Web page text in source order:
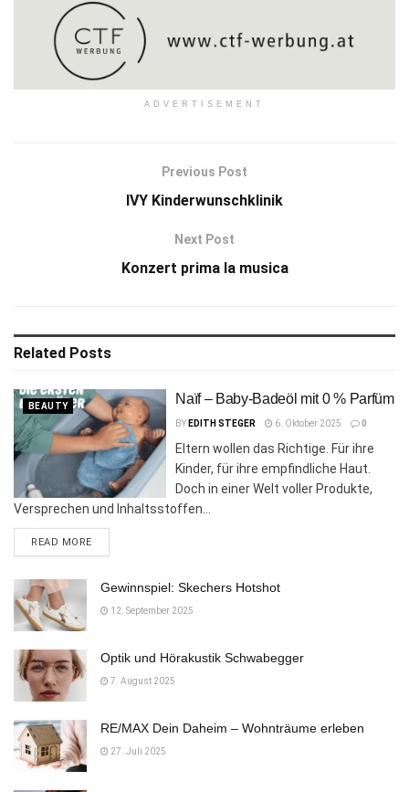
ADVERTISEMENT
Previous Post
IVY Kinderwunschklinik
Next Post
Konzert prima la musica
Related Posts
BEAUTY Naïf – Baby-Badeöl mit 0 % Parfüm
BY EDITH STEGER 6. Oktober 2025 0
Eltern wollen das Richtige. Für ihre
Kinder, für ihre empfindliche Haut.
Doch in einer Welt voller Produkte,
Versprechen und Inhaltsstoffen...
READ MOREDETAILS
Gewinnspiel: Skechers Hotshot
12. September 2025
Optik und Hörakustik Schwabegger
7. August 2025
RE/MAX Dein Daheim – Wohnträume erleben
27. Juli 2025